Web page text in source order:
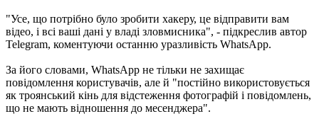
"Усе, що потрібно було зробити хакеру, це відправити вам
відео, і всі ваші дані у владі зловмисника", - підкреслив автор
Telegram, коментуючи останню уразливість WhatsApp.
За його словами, WhatsApp не тільки не захищає
повідомлення користувачів, але й "постійно використовується
як троянський кінь для відстеження фотографій і повідомлень,
що не мають відношення до месенджера".